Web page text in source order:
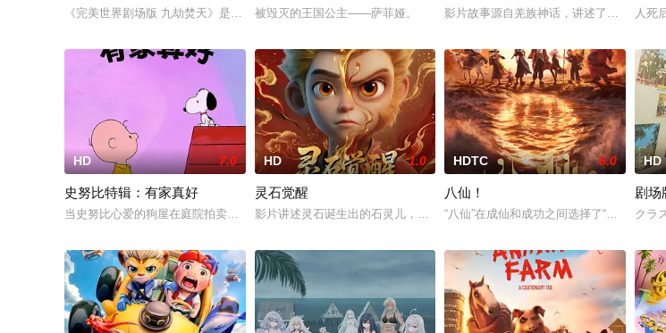
《完美世界剧场版 九劫焚天》是动画《完美世界》的第二部剧场版作品。故事聚焦仙古纪元终极之战。
被毁灭的王国公主——萨菲娅。 影片故事源自羌族神话，讲述了一只被人
人死
HD 7.0
史努比特辑：有家真好
当史努比心爱的狗屋在庭院拍卖会上意外售出时，史努比感到非常沮丧。为了让他的朋友高兴起来，查理·布朗带领史
HD 1.0
灵石觉醒
影片讲述灵石诞生出的石灵儿，被石矶娘娘收养。哪吒误伤石矶徒弟，太乙真
HDTC 6.0
八仙！
“八仙”在成仙和成功之间选择了“成团”，
HD
剧场
クラ